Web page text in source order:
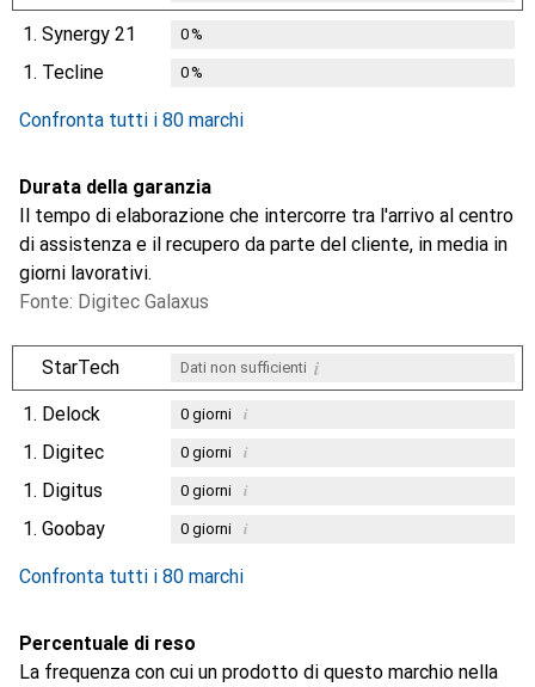
1. Synergy 21 0%
1. Tecline 0%
Confronta tutti i 80 marchi
Durata della garanzia
Il tempo di elaborazione che intercorre tra l'arrivo al centro
di assistenza e il recupero da parte del cliente, in media in
giorni lavorativi.
Fonte: Digitec Galaxus
StarTech Dati non sufficienti i
1. Delock 0giorni i
1. Digitec 0giorni i
1. Digitus 0giorni i
1. Goobay 0giorni i
Confronta tutti i 80 marchi
Percentuale di reso
La frequenza con cui un prodotto di questo marchio nella